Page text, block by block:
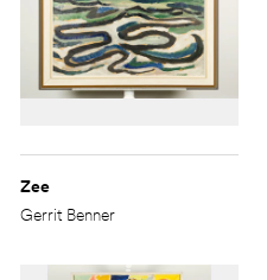
Zee
Gerrit Benner